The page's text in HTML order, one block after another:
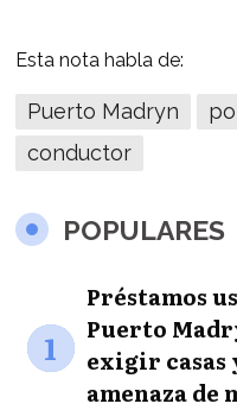
Esta nota habla de:
Puerto Madryn
conductor
POPULARES
1
Préstamos
Puerto
exigir casas
amenaza de